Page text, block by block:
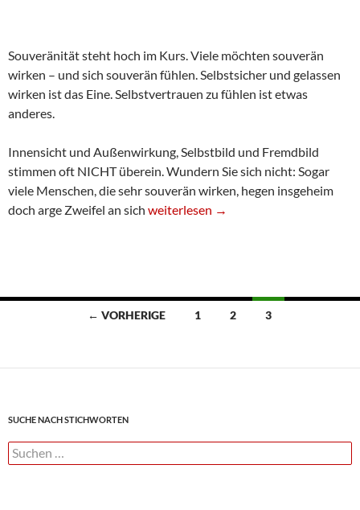
Souveränität steht hoch im Kurs. Viele möchten souverän
wirken – und sich souverän fühlen. Selbstsicher und gelassen
wirken ist das Eine. Selbstvertrauen zu fühlen ist etwas
anderes.
Innensicht und Außenwirkung, Selbstbild und Fremdbild
stimmen oft NICHT überein. Wundern Sie sich nicht: Sogar
viele Menschen, die sehr souverän wirken, hegen insgeheim
doch arge Zweifel an sich Souveräner und selbstsicherer werden
weiterlesen →
Beitragsnavigation
← VORHERIGE 1 2 3
SUCHE NACH STICHWORTEN
Suchen
nach: